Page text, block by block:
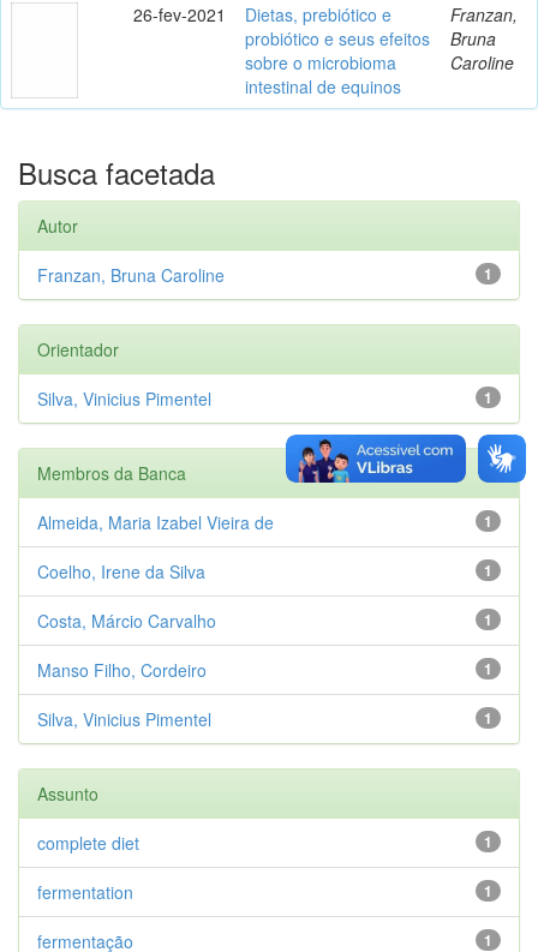
26-fev-2021
Dietas, prebiótico e
probiótico e seus efeitos
sobre o microbioma
intestinal de equinos
Franzan,
Bruna
Caroline
Busca facetada
Autor
1
Franzan, Bruna Caroline
Orientador
1
Silva, Vinicius Pimentel
Membros da Banca
1
Almeida, Maria Izabel Vieira de
1
Coelho, Irene da Silva
1
Costa, Márcio Carvalho
1
Manso Filho, Cordeiro
1
Silva, Vinicius Pimentel
Assunto
1
complete diet
1
fermentation
1
fermentação